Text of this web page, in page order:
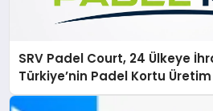
SRV Padel Court, 24 Ülkeye
Türkiye’nin Padel Kortu